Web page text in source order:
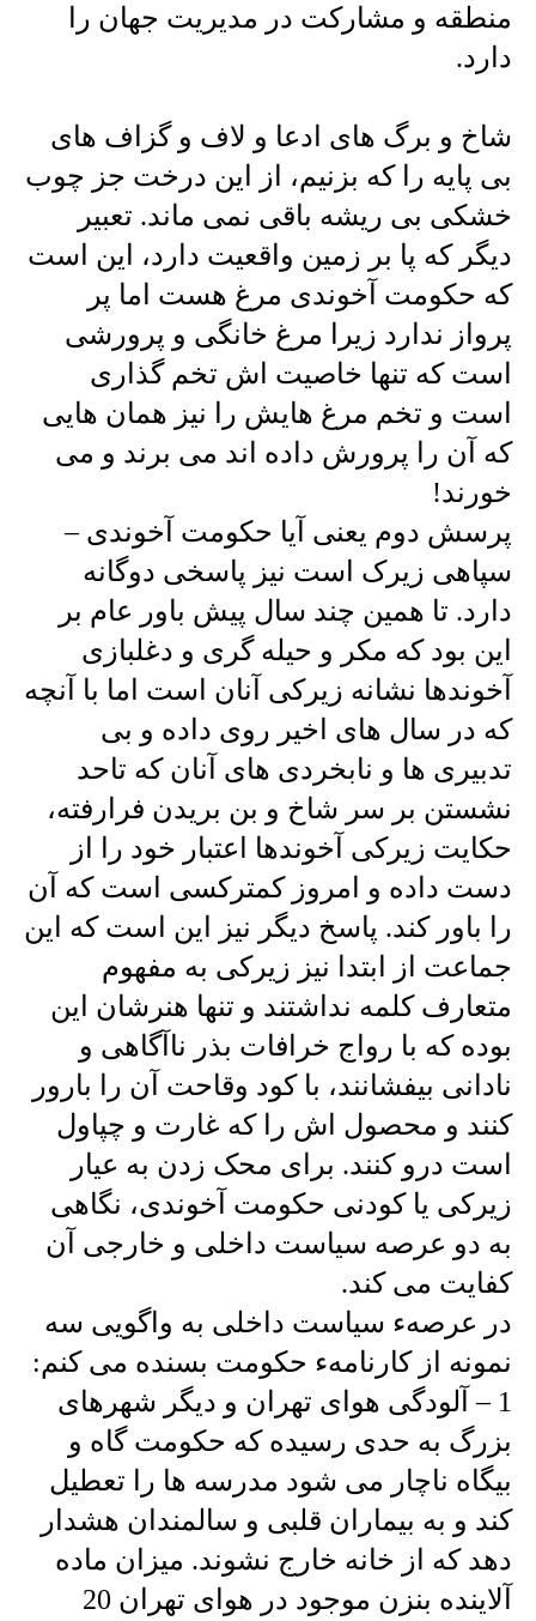
منطقه و مشارکت در مدیریت جهان را
دارد.
شاخ و برگ های ادعا و لاف و گزاف های
بی پایه را که بزنیم، از این درخت جز چوب
خشکی بی ریشه باقی نمی ماند. تعبیر
دیگر که پا بر زمین واقعیت دارد، این است
که حکومت آخوندی مرغ هست اما پر
پرواز ندارد زیرا مرغ خانگی و پرورشی
است که تنها خاصیت اش تخم گذاری
است و تخم مرغ هایش را نیز همان هایی
که آن را پرورش داده اند می برند و می
خورند!
پرسش دوم یعنی آیا حکومت آخوندی –
سپاهی زیرک است نیز پاسخی دوگانه
دارد. تا همین چند سال پیش باور عام بر
این بود که مکر و حیله گری و دغلبازی
آخوندها نشانه زیرکی آنان است اما با آنچه
که در سال های اخیر روی داده و بی
تدبیری ها و نابخردی های آنان که تاحد
نشستن بر سر شاخ و بن بریدن فرارفته،
حکایت زیرکی آخوندها اعتبار خود را از
دست داده و امروز کمترکسی است که آن
را باور کند. پاسخ دیگر نیز این است که این
جماعت از ابتدا نیز زیرکی به مفهوم
متعارف کلمه نداشتند و تنها هنرشان این
بوده که با رواج خرافات بذر ناآگاهی و
نادانی بیفشانند، با کود وقاحت آن را بارور
کنند و محصول اش را که غارت و چپاول
است درو کنند. برای محک زدن به عیار
زیرکی یا کودنی حکومت آخوندی، نگاهی
به دو عرصه سیاست داخلی و خارجی آن
کفایت می کند.
در عرصهء سیاست داخلی به واگویی سه
نمونه از کارنامهء حکومت بسنده می کنم:
1 – آلودگی هوای تهران و دیگر شهرهای
بزرگ به حدی رسیده که حکومت گاه و
بیگاه ناچار می شود مدرسه ها را تعطیل
کند و به بیماران قلبی و سالمندان هشدار
دهد که از خانه خارج نشوند. میزان ماده
آلاینده بنزن موجود در هوای تهران 20